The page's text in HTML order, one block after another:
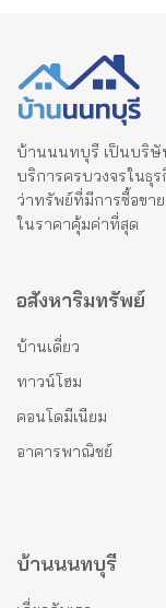
บ้านนนทบุรี เป็นบริษั
บริการครบวงจรในธุ
ว่าทรัพย์ที่มีการซื้อข
ในราคาคุ้มค่าที่สุด
อสังหาริมทรัพย์
บ้านเดี่ยว
ทาวน์โฮม
คอนโดมีเนียม
อาคารพาณิชย์
บ้านนนทบุรี